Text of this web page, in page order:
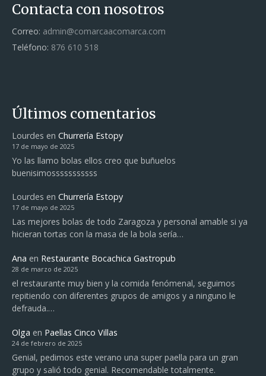
Contacta con nosotros
Correo: admin@comarcaacomarca.com
Teléfono: 876 610 518
Últimos comentarios
Lourdes en Churrería Estopy
17 de mayo de 2025
Yo las llamo bolas ellos creo que buñuelos
buenisimosssssssssss
Lourdes en Churrería Estopy
17 de mayo de 2025
Las mejores bolas de todo Zaragoza y personal amable si ya
hicieran tortas con la masa de la bola sería…
Ana en Restaurante Bocachica Gastropub
28 de marzo de 2025
el restaurante muy bien y la comida fenómenal, seguimos
repitiendo con diferentes grupos de amigos y a ninguno le
defrauda.…
Olga en Paellas Cinco Villas
24 de febrero de 2025
Genial, pedimos este verano una super paella para un gran
grupo y salió todo genial. Recomendable totalmente.